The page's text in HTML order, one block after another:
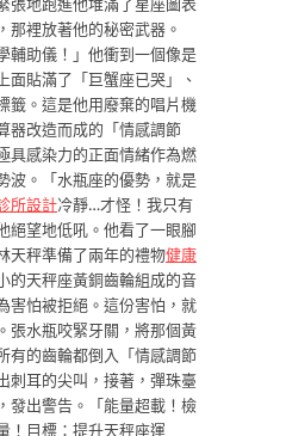
張地跑進他堆滿了星座圖表
那裡放著他的秘密武器。
輔助儀！」他衝到一個像是
面貼滿了「巨蟹座已哭」、
籤。這是他用廢棄的唱片機
器改造而成的「情感調節
具感染力的正面情緒作為燃
波。「水瓶座的優勢，就是
所設計冷靜…才怪！我只有
絕望地低吼。他看了一眼腳
天秤準備了兩年的禮物健康
的天秤座黃銅齒輪組成的音
害怕被拒絕。這份害怕，就
張水瓶咬緊牙關，將那個黃
有的齒輪都倒入「情感調節
刺耳的尖叫，接著，彈珠臺
發出警告。「能量超載！檢
！目標：提升天秤座運